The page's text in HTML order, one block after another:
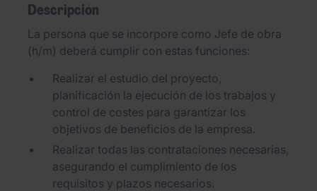
Descripción
La persona que se incorpore como Jefe de obra
(h/m) deberá cumplir con estas funciones:
Realizar el estudio del proyecto,
planificación la ejecución de los trabajos y
control de costes para garantizar los
objetivos de beneficios de la empresa.
Realizar todas las contrataciones necesarias,
asegurando el cumplimiento de los
requisitos y plazos necesarios.